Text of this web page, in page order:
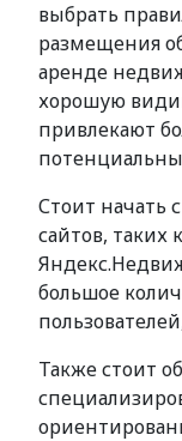
выбрать
размещения
аренде
хорошую
привлекают
Стоит начать
сайтов,
большое
Также стоит